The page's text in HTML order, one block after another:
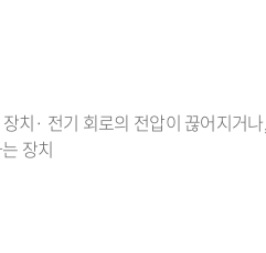
치 ​· 전기 회로의 전압이 끊어지거
장치